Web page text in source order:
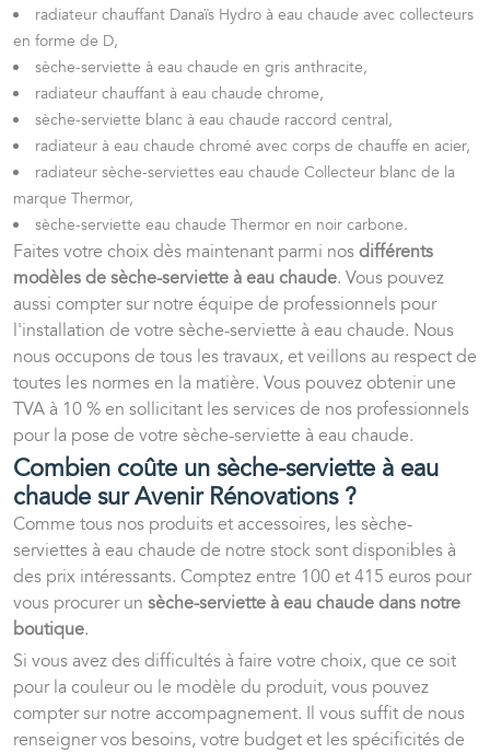
radiateur chauffant Danaïs Hydro à eau chaude avec collecteurs
en forme de D,
sèche-serviette à eau chaude en gris anthracite,
radiateur chauffant à eau chaude chrome,
sèche-serviette blanc à eau chaude raccord central,
radiateur à eau chaude chromé avec corps de chauffe en acier,
radiateur sèche-serviettes eau chaude Collecteur blanc de la
marque Thermor,
sèche-serviette eau chaude Thermor en noir carbone.
Faites votre choix dès maintenant parmi nosdifférents
modèles de sèche-serviette à eau chaude. Vous pouvez
aussi compter sur notre équipe de professionnels pour
l'installation de votre sèche-serviette à eau chaude. Nous
nous occupons de tous les travaux, et veillons au respect de
toutes les normes en la matière. Vous pouvez obtenir une
TVA à 10 % en sollicitant les services de nos professionnels
pour la pose de votre sèche-serviette à eau chaude.
Combien coûte un sèche-serviette à eau
chaude sur Avenir Rénovations ?
Comme tous nos produits et accessoires, les sèche-
serviettes à eau chaude de notre stock sont disponibles à
des prix intéressants. Comptez entre 100 et 415 euros pour
vous procurer un sèche-serviette à eau chaude dans notre
boutique.
Si vous avez des difficultés à faire votre choix, que ce soit
pour la couleur ou le modèle du produit, vous pouvez
compter sur notre accompagnement. Il vous suffit de nous
renseigner vos besoins, votre budget et les spécificités de